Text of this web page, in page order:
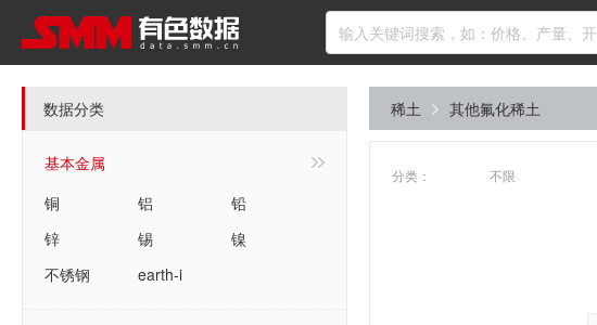
数据分类
基本金属
铜
铝
铅
锌
锡
镍
不锈钢
earth-i
稀土 其他氟化稀土
分类： 不限